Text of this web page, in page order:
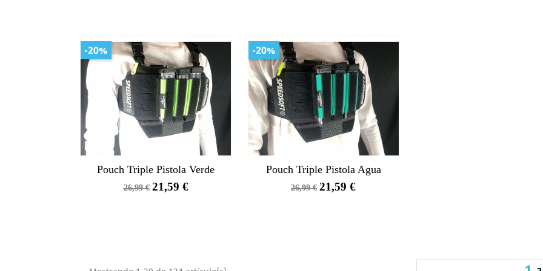
Pouch Triple Pistola Verde
Precio
26,99 € Precio
21,59 €
-20%
Pouch Triple Pistola Agua
Precio
26,99 € Precio
21,59 €
-20%